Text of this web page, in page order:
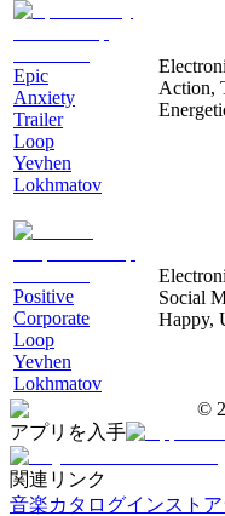
Epic
Anxiety
Trailer
Loop
Yevhen
Lokhmatov
Action,
Positive
Corporate
Loop
Yevhen
Lokhmatov
Social
Happy,
©
アプリを入手
関連リンク
音楽カタログインスト